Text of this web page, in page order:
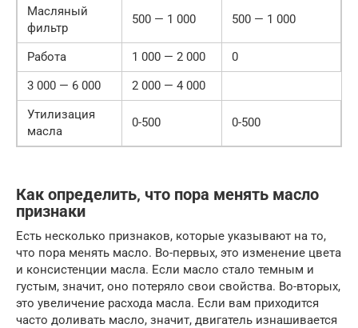
Масляный
фильтр
500 — 1 000 500 — 1 000
Работа 1 000 — 2 000
0
3 000 — 6 000
2 000 — 4 000
Утилизация
масла
0-500 0-500
Как определить‚ что пора менять масло
признаки
Есть несколько признаков, которые указывают на то,
что пора менять масло. Во-первых, это изменение цвета
и консистенции масла. Если масло стало темным и
густым, значит, оно потеряло свои свойства. Во-вторых,
это увеличение расхода масла. Если вам приходится
часто доливать масло, значит, двигатель изнашивается